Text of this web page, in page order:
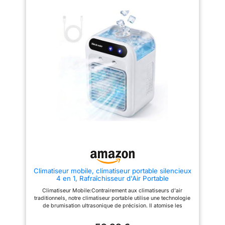
meilleur confort, tandis que le
mode Ventilation assure une
circulation efficace de l'air.
ÉCRAN LED, TÉLÉCOMMANDE
ET MINUTERIE – Contrôlez
facilement votre climatiseur
grâce aux commandes tactiles
ou à la télécommande. Le mode
Sleep ajuste automatiquement la
température pendant la nuit et la
programmer la mise en marche
impact environnemental. Débit
d'air jusqu'à 320 m³/h pour un
refroidissement efficace. KIT
FENÊTRE INCLUS – Livré avec
des adaptateurs, un kit de
calfeutrage pour fenêtre
coulissante et un tuyau de
température. ★ PORTABILITÉ
INÉGALE - Contrairement aux
climatiseurs traditionnels, le
PortaSplit est entièrement
portable. Vous pouvez
facilement le déplacer d'une
besoins. Son design compact et
ses roulettes pivotantes en font
une solution flexible et pratique.
★ UNE UTILISATION
INTELLIGENTE DE L'ÉNERGIE -
Le PortaSplit est conçu pour
minimiser la consommation
d'économie d'énergie s'active
lorsque la pièce est vide, ce qui
économique. ★ INSTALLATION
RAPIDE ET SIMPLE : Vous
n'avez pas besoin d'un
Climatiseur mobile, climatiseur portable silencieux
4 en 1, Rafraîchisseur d'Air Portable
(white)
Climatiseur Mobile:Contrairement aux climatiseurs d'air
traditionnels, notre climatiseur portable utilise une technologie
de brumisation ultrasonique de précision. Il atomise les